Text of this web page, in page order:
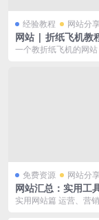
经验教程 网站分
网站 | 折纸飞机教
一个教折纸飞机的网站
免费资源 网站分
网站汇总：实用工
源等
实用网站篇 运营、营